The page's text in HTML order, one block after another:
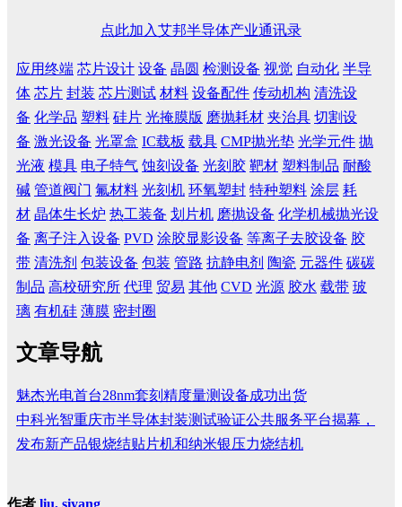
点此加入艾邦半导体产业通讯录
应用终端 芯片设计 设备 晶圆 检测设备 视觉 自动化 半导
体 芯片 封装 芯片测试 材料 设备配件 传动机构 清洗设
备 化学品 塑料 硅片 光掩膜版 磨抛耗材 夹治具 切割设
备 激光设备 光罩盒 IC载板 载具 CMP抛光垫 光学元件 抛
光液 模具 电子特气 蚀刻设备 光刻胶 靶材 塑料制品 耐酸
碱 管道阀门 氟材料 光刻机 环氧塑封 特种塑料 涂层 耗
材 晶体生长炉 热工装备 划片机 磨抛设备 化学机械抛光设
备 离子注入设备 PVD 涂胶显影设备 等离子去胶设备 胶
带 清洗剂 包装设备 包装 管路 抗静电剂 陶瓷 元器件 碳碳
制品 高校研究所 代理 贸易 其他 CVD 光源 胶水 载带 玻
璃 有机硅 薄膜 密封圈
文章导航
魅杰光电首台28nm套刻精度量测设备成功出货
中科光智重庆市半导体封装测试验证公共服务平台揭幕，
发布新产品银烧结贴片机和纳米银压力烧结机
作者 liu, siyang